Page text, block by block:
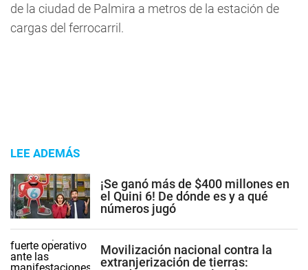
de la ciudad de Palmira a metros de la estación de
cargas del ferrocarril.
LEE ADEMÁS
¡Se ganó más de $400 millones en
el Quini 6! De dónde es y a qué
números jugó
Movilización nacional contra la
extranjerización de tierras: